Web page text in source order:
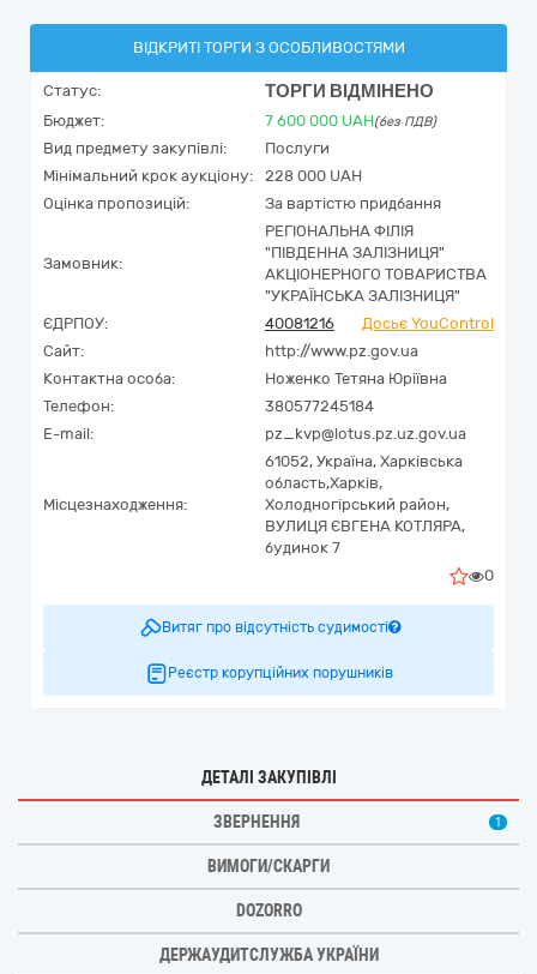
ВІДКРИТІ ТОРГИ З ОСОБЛИВОСТЯМИ
Статус: ТОРГИ ВІДМІНЕНО
Бюджет: 7 600 000 UAH(без ПДВ)
Вид предмету закупівлі:
Послуги
Мінімальний крок аукціону:
228 000 UAH
Оцінка пропозицій:
За вартістю придбання
Замовник:
РЕГІОНАЛЬНА ФІЛІЯ
"ПІВДЕННА ЗАЛІЗНИЦЯ"
АКЦІОНЕРНОГО ТОВАРИСТВА
"УКРАЇНСЬКА ЗАЛІЗНИЦЯ"
ЄДРПОУ:
40081216
Досьє YouControl
Сайт:
http://www.pz.gov.ua
Контактна особа:
Ноженко Тетяна Юріївна
Телефон:
380577245184
E-mail:
pz_kvp@lotus.pz.uz.gov.ua
Місцезнаходження:
61052, Україна, Харківська
область,Харків,
Холодногірський район,
ВУЛИЦЯ ЄВГЕНА КОТЛЯРА,
будинок 7
0
Витяг про відсутність судимості
Реєстр корупційних порушників
ДЕТАЛІ ЗАКУПІВЛІ
ЗВЕРНЕННЯ 1
ВИМОГИ/СКАРГИ
DOZORRO
ДЕРЖАУДИТСЛУЖБА УКРАЇНИ